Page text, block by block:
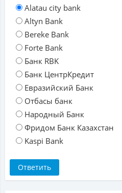
Alatau city bank
Altyn Bank
Bereke Bank
Forte Bank
Банк RBK
Банк ЦентрКредит
Евразийский Банк
Отбасы банк
Народный Банк
Фридом Банк Казахстан
Kaspi Bank